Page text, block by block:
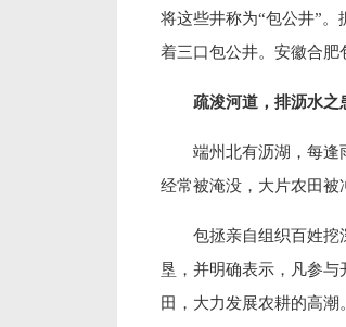
将这些井称为“包公井”
着三口包公井。安徽合肥
疏浚河道，排沥水之
端州北有沥湖，每逢
经常被淹没，大片农田被
包拯亲自组织百姓挖
垦，并明确表示，凡参
田，大力发展农耕的高潮